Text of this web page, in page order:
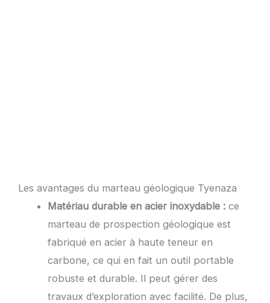
Les avantages du marteau géologique Tyenaza
Matériau durable en acier inoxydable : ce
marteau de prospection géologique est
fabriqué en acier à haute teneur en
carbone, ce qui en fait un outil portable
robuste et durable. Il peut gérer des
travaux d’exploration avec facilité. De plus,